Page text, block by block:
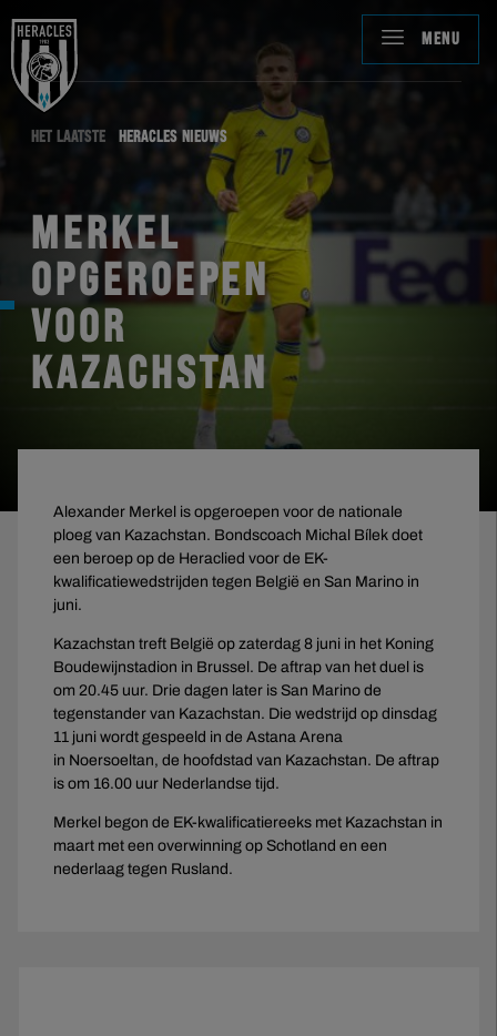
MENU
HET LAATSTE HERACLES NIEUWS
MERKEL
OPGEROEPEN
VOOR
KAZACHSTAN
Alexander Merkel is opgeroepen voor de nationale
ploeg van Kazachstan. Bondscoach Michal Bílek doet
een beroep op de Heraclied voor de EK-
kwalificatiewedstrijden tegen België en San Marino in
juni.
Kazachstan treft België op zaterdag 8 juni in het Koning
Boudewijnstadion in Brussel. De aftrap van het duel is
om 20.45 uur. Drie dagen later is San Marino de
tegenstander van Kazachstan. Die wedstrijd op dinsdag
11 juni wordt gespeeld in de Astana Arena
in Noersoeltan, de hoofdstad van Kazachstan. De aftrap
is om 16.00 uur Nederlandse tijd.
Merkel begon de EK-kwalificatiereeks met Kazachstan in
maart met een overwinning op Schotland en een
nederlaag tegen Rusland.